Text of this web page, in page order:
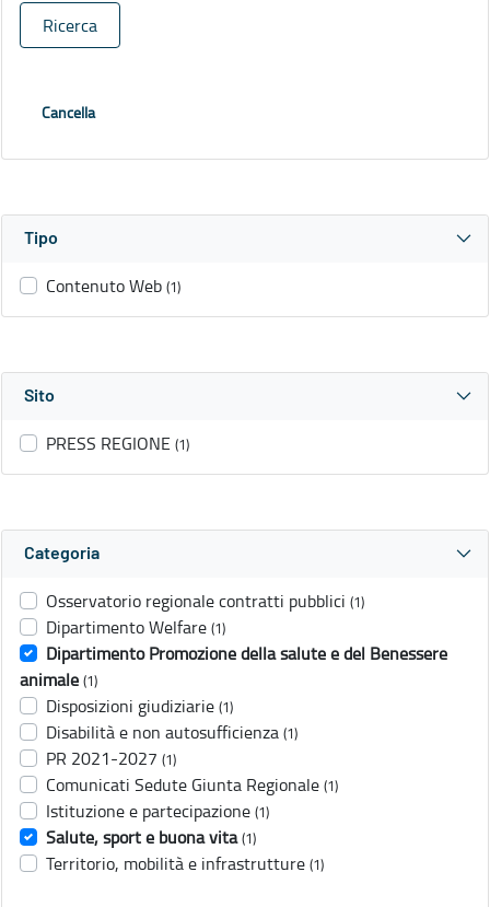
Ricerca
Cancella
Tipo
Contenuto Web (1)
Sito
PRESS REGIONE (1)
Categoria
Osservatorio regionale contratti pubblici (1)
Dipartimento Welfare (1)
Dipartimento Promozione della salute e del Benessere
animale (1)
Disposizioni giudiziarie (1)
Disabilità e non autosufficienza (1)
PR 2021-2027 (1)
Comunicati Sedute Giunta Regionale (1)
Istituzione e partecipazione (1)
Salute, sport e buona vita (1)
Territorio, mobilità e infrastrutture (1)